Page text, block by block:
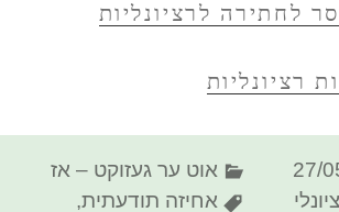
לחתירה לרציונליות
רציונליות
27/ קטגוריות
אוט ער געזוקט – אז
תגיות
אחיזה תודעתית,